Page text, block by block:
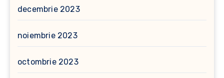
decembrie 2023
noiembrie 2023
octombrie 2023